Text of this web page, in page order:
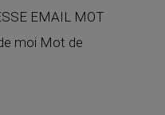
EMAIL MOT
moi Mot de